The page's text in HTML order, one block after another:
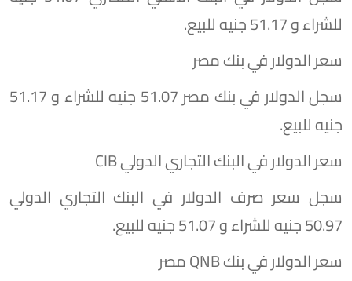
للشراء و 51.17 جنيه للبيع.
سعر الدولار في بنك مصر
سجل الدولار في بنك مصر 51.07 جنيه للشراء و 51.17
جنيه للبيع.
سعر الدولار في البنك التجاري الدولي CIB
سجل سعر صرف الدولار في البنك التجاري الدولي
50.97 جنيه للشراء و 51.07 جنيه للبيع.
سعر الدولار في بنك QNB مصر